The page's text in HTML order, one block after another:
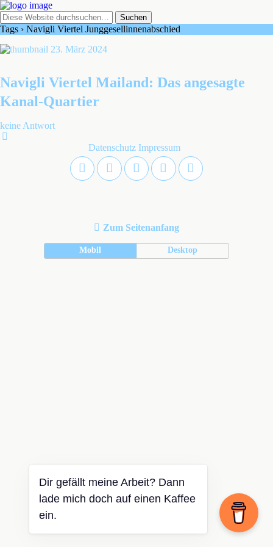
Tags › Navigli Viertel Junggesellinnenabschied
23. März 2024
Navigli Viertel Mailand: Das angesagte
Kanal-Quartier
keine Antwort
Datenschutz Impressum
Zum Seitenanfang
Mobil Desktop
Dir gefällt meine Arbeit? Dann
lade mich doch auf einen Kaffee
ein.